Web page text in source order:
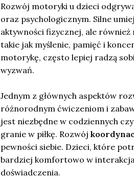
Rozwój motoryki u dzieci
oraz psychologicznym. Silne
aktywności fizycznej, ale również
takie jak myślenie, pamięć i
motorykę, często lepiej radzą
wyzwań.
Jednym z głównych aspektów
różnorodnym ćwiczeniom i
jest niezbędne w codziennych
granie w piłkę. Rozwój
pewności siebie. Dzieci, które
bardziej komfortowo w
doświadczenia.